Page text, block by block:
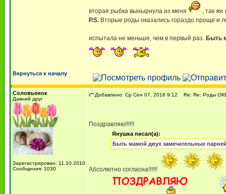
вторая рыбка вынырнула из меня
, так
P.S. Вторые роды оказались гораздо проще и
испытала не меньше, чем в первый раз. Быть
Вернуться к началу
Соловьенок
Давний друг
Зарегистрирован: 11.10.2010
Сообщения: 1030
Добавлено: Ср Сен 07, 2016 9:12 Re: Re: Роды
Поздравляю!!!!!!
Янушка писал(а):
Быть мамой двух замечательных
Абсолютно согласна!!!!!!